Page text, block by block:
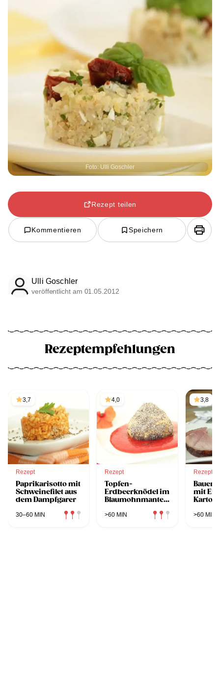
Foto: Ulli Goschler
Rezept teilen
Kommentieren Speichern
Ulli Goschler
veröffentlicht am 01.05.2012
Rezeptempfehlungen
3,7
Rezept
Paprikarisotto mit
Schweinefilet aus
dem Dampfgarer
30–60 MIN
4,0
Rezept
Topfen-
Erdbeerknödel im
Blaumohnmantel
Dampfgarer
>60 MIN
3,8
Rezept
mit
>60 MIN